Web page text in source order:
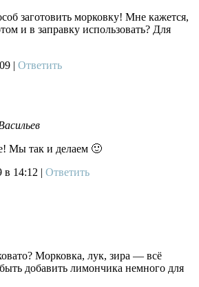
заготовить морковку! Мне кажется,
и в заправку использовать? Для
| Ответить
Мы так и делаем 🙂
в 14:12 | Ответить
Морковка, лук, зира — всё
добавить лимончика немного для